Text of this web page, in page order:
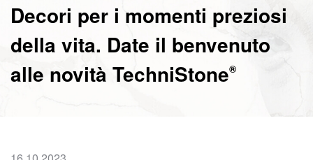
Decori per i momenti preziosi
della vita. Date il benvenuto
alle novità TechniStone®